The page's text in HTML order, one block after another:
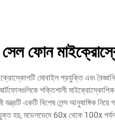
সেল ফোন
মোবাইল প্রযুক্তি এবং
স্মার্টফোনগুলিকে শক্তিশালী
একটি বিশেষ লেন্স আনুষাঙ্গিক নিয়ে
হয়, মডেলভেদে 60x থেকে 100x